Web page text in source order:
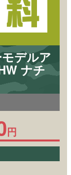
デルア
ナチ
円